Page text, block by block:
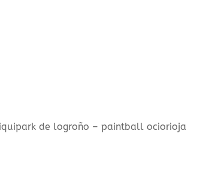
de logroño – paintball ociorioja